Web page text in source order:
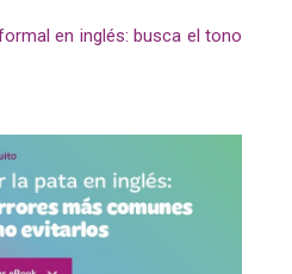
en inglés: busca el tono